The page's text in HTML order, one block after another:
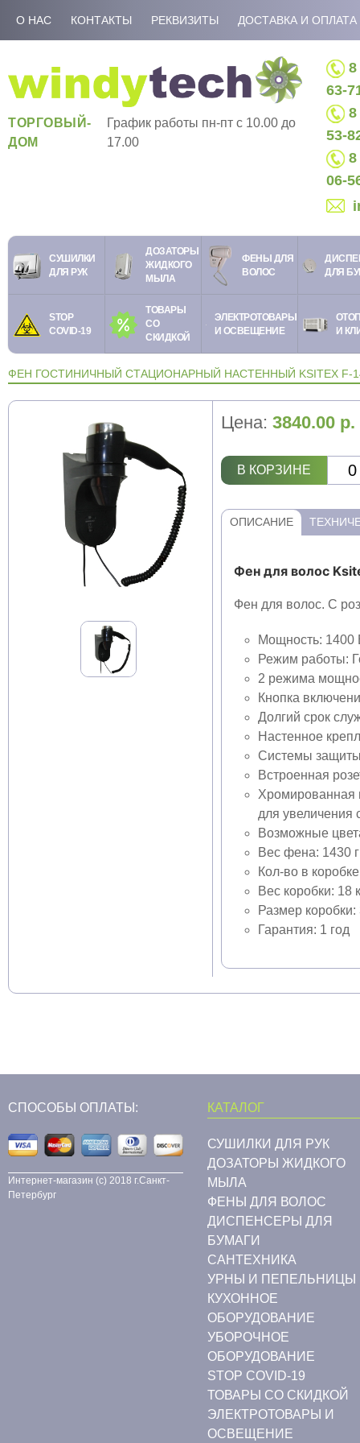
О НАС КОНТАКТЫ РЕКВИЗИТЫ ДОСТАВКА И ОПЛАТА
ТОРГОВЫЙ-
ДОМ
График работы пн-пт c 10.00 до
17.00
8
63-
8
53-
8
06-
СУШИЛКИ
ДЛЯ РУК
ДОЗАТОРЫ
ЖИДКОГО
МЫЛА
ФЕНЫ ДЛЯ
ВОЛОС
ДЛЯ
STOP
COVID-19
ТОВАРЫ
СО
СКИДКОЙ
ЭЛЕКТРОТОВАРЫ
И ОСВЕЩЕНИЕ
И
ФЕН ГОСТИНИЧНЫЙ СТАЦИОНАРНЫЙ НАСТЕННЫЙ KSITEX F-
Цена:3840.00 р.
В КОРЗИНЕ
ОПИСАНИЕ
Фен для волос
Фен для волос. С
Мощность: 1400
Режим работы:
2 режима
Кнопка
Долгий срок
Настенное
Системы
Встроенная
Хромированная
для увеличения
Возможные
Вес фена: 1430 г
Кол-во в
Вес коробки: 18
Размер
Гарантия: 1 год
СПОСОБЫ ОПЛАТЫ:
Интернет-магазин (c) 2018 г.Санкт-
Петербург
КАТАЛОГ
СУШИЛКИ ДЛЯ РУК
ДОЗАТОРЫ ЖИДКОГО
МЫЛА
ФЕНЫ ДЛЯ ВОЛОС
ДИСПЕНСЕРЫ ДЛЯ
БУМАГИ
CАНТЕХНИКА
УРНЫ И ПЕПЕЛЬНИЦЫ
КУХОННОЕ
ОБОРУДОВАНИЕ
УБОРОЧНОЕ
ОБОРУДОВАНИЕ
STOP COVID-19
ТОВАРЫ СО СКИДКОЙ
ЭЛЕКТРОТОВАРЫ И
ОСВЕЩЕНИЕ